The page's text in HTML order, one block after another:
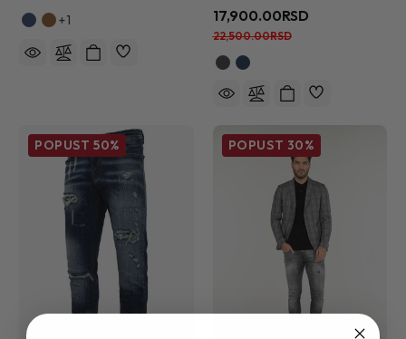
+1 17,900.00RSD
22,500.00RSD
POPUST50% POPUST 30%